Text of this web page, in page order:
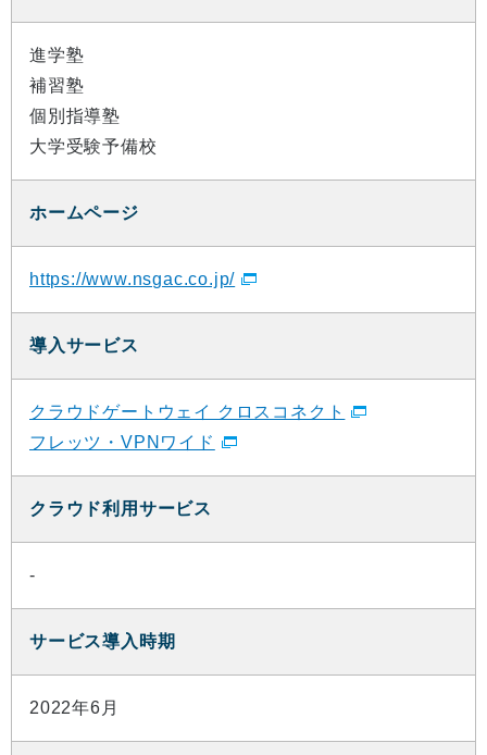
進学塾
補習塾
個別指導塾
大学受験予備校
ホームページ
https://www.nsgac.co.jp/
導入サービス
クラウドゲートウェイ クロスコネクト
フレッツ・VPNワイド
クラウド利用サービス
-
サービス導入時期
2022年6月